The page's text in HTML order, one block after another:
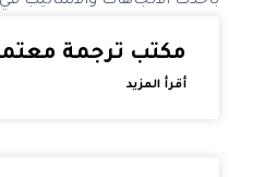
مكتب ترجمة
أقرأ المزيد